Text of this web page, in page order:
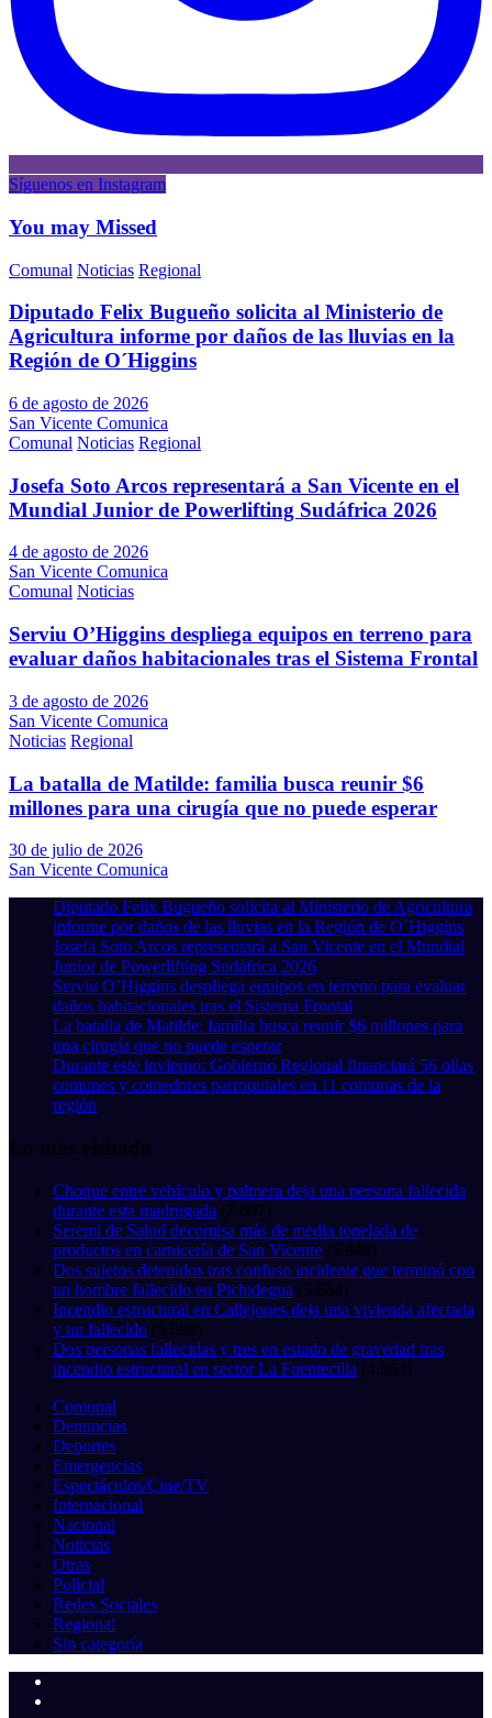
Síguenos en Instagram
You may Missed
Comunal Noticias Regional
Diputado Felix Bugueño solicita al Ministerio de
Agricultura informe por daños de las lluvias en la
Región de O´Higgins
6 de agosto de 2026
San Vicente Comunica
Comunal Noticias Regional
Josefa Soto Arcos representará a San Vicente en el
Mundial Junior de Powerlifting Sudáfrica 2026
4 de agosto de 2026
San Vicente Comunica
Comunal Noticias
Serviu O’Higgins despliega equipos en terreno para
evaluar daños habitacionales tras el Sistema Frontal
3 de agosto de 2026
San Vicente Comunica
Noticias Regional
La batalla de Matilde: familia busca reunir $6
millones para una cirugía que no puede esperar
30 de julio de 2026
San Vicente Comunica
Diputado Felix Bugueño solicita al Ministerio de Agricultura
informe por daños de las lluvias en la Región de O´Higgins
Josefa Soto Arcos representará a San Vicente en el Mundial
Junior de Powerlifting Sudáfrica 2026
Serviu O’Higgins despliega equipos en terreno para evaluar
daños habitacionales tras el Sistema Frontal
La batalla de Matilde: familia busca reunir $6 millones para
una cirugía que no puede esperar
Durante este invierno: Gobierno Regional financiará 56 ollas
comunes y comedores parroquiales en 11 comunas de la
región
Lo más visitado
Choque entre vehículo y palmera deja una persona fallecida
durante esta madrugada (7.697)
Seremi de Salud decomisa más de media tonelada de
productos en carnicería de San Vicente (5.849)
Dos sujetos detenidos tras confuso incidente que terminó con
un hombre fallecido en Pichidegua (5.604)
Incendio estructural en Callejones deja una vivienda afectada
y un fallecido (5.098)
Dos personas fallecidas y tres en estado de gravedad tras
incendio estructural en sector La Fuentecilla (4.564)
Comunal
Denuncias
Deportes
Emergencias
Espectáculos/Cine/TV
Internacional
Nacional
Noticias
Otras
Policial
Redes Sociales
Regional
Sin categoría